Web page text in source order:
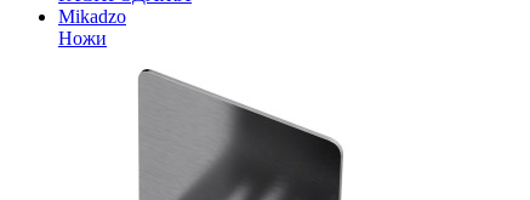
Mikadzo
Ножи